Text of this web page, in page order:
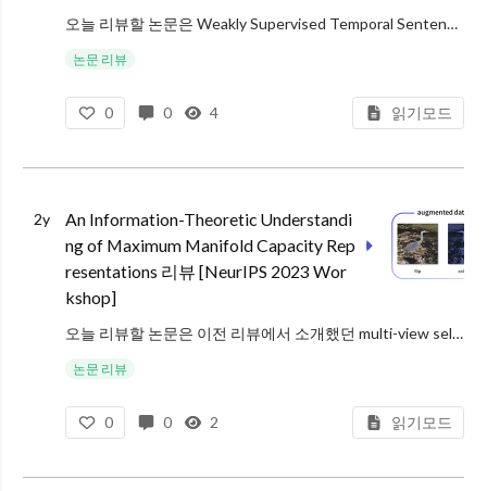
오늘 리뷰할 논문은 Weakly Supervised Temporal Sentence Grounding을 수행한 논문입니다. Temporal Sentence Grounding은 어떤 영상에서 주어진 자연어 형태의 쿼리와 연관된 mo
논문 리뷰
0 0 4 읽기모드
2y
An Information-Theoretic Understandi
ng of Maximum Manifold Capacity Rep
resentations 리뷰 [NeurIPS 2023 Wor
kshop]
오늘 리뷰할 논문은 이전 리뷰에서 소개했던 multi-view self-supervised learning (MVSSL) 방법론인 Maximum Manifold Capacity Representation (MMCR)을 정보 이론
논문 리뷰
0 0 2 읽기모드